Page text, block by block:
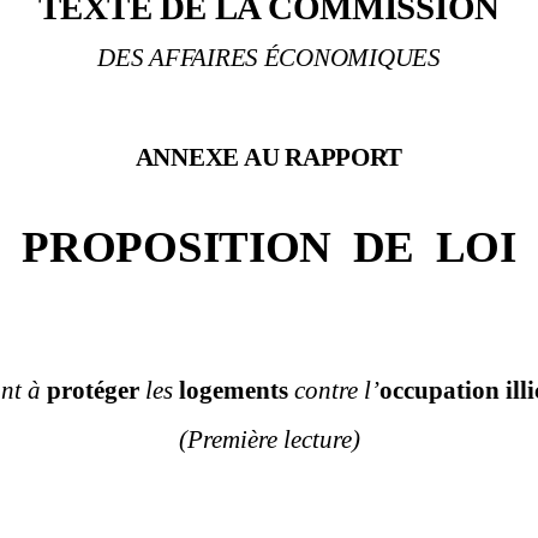
DES AFFAIRES ÉCONOMIQUES
ANNEXE AU RAPPORT
PROPOSITION DE LOI
à protéger les logements contre l’occupation
(Première lecture)